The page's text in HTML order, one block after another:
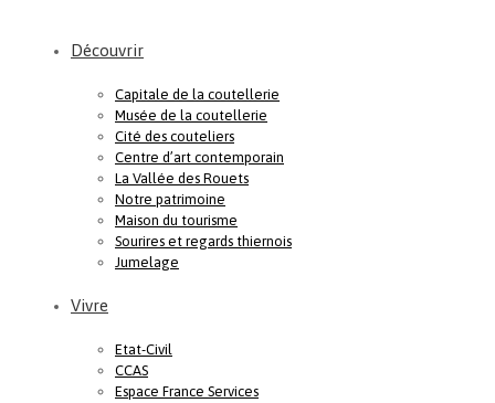
Découvrir
Capitale de la coutellerie
Musée de la coutellerie
Cité des couteliers
Centre d’art contemporain
La Vallée des Rouets
Notre patrimoine
Maison du tourisme
Sourires et regards thiernois
Jumelage
Vivre
Etat-Civil
CCAS
Espace France Services